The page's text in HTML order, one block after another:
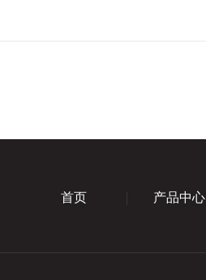
首页 产品中心